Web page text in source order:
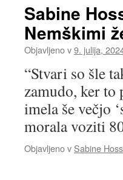
Sabine
Nemškimi
Objavljeno v9. julija,
“Stvari so šle
zamudo, ker to
imela še večjo
morala voziti
Objavljeno v Sabine